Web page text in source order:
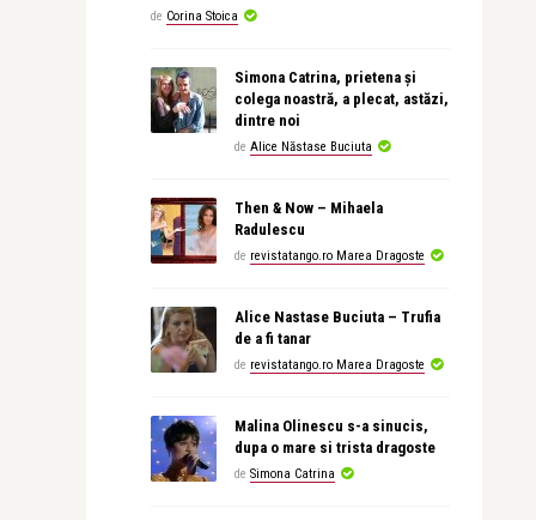
de Corina Stoica
Simona Catrina, prietena și
colega noastră, a plecat, astăzi,
dintre noi
de Alice Năstase Buciuta
Then & Now – Mihaela
Radulescu
de revistatango.ro Marea Dragoste
Alice Nastase Buciuta – Trufia
de a fi tanar
de revistatango.ro Marea Dragoste
Malina Olinescu s-a sinucis,
dupa o mare si trista dragoste
de Simona Catrina